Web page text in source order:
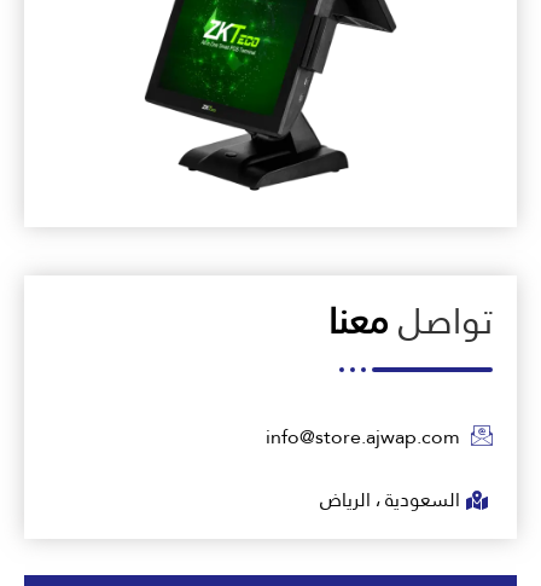
تواصلمعنا
info@store.ajwap.com
السعودية ، الرياض